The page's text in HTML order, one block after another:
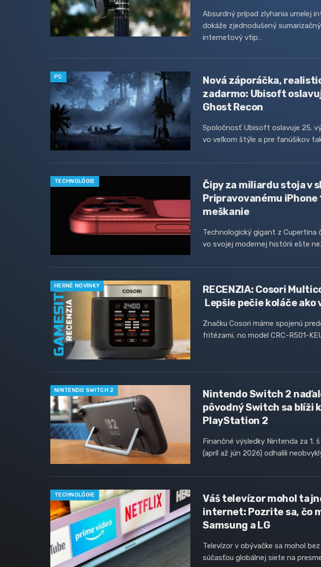
Absurdný prípad zlyhania umelej
dokáže zjednodušený
internetový vtip…
PC
Nová záporáčka,
zadarmo: Ubisoft
Ghost Recon
Spoločnosť Ubisoft oslavuje 25.
vo veľkom štýle a pre fanúšikov
TECHNOLÓGIE
Čipy za miliardu stoja v
Pripravovanému iPhone
meškanie
Technologický gigant z Cupertina
vo svojej modernej histórii ešte
HERNÉ NOVINKY
RECENZIA: Cosori
Lepšie pečie koláče ako
Značku Cosori máme spojenú
fritézami, no model CRC-R501-
NINTENDO SWITCH 2
Nintendo Switch 2
pôvodný Switch sa blíži
PlayStation 2
Finančné výsledky Nintenda za 1.
(apríl až jún 2026) odhalili
TECHNOLÓGIE
Váš televízor mohol
internet: Pozrite sa, čo
Samsung a LG
Televízor v obývačke sa mohol
súčasťou globálnej siete na